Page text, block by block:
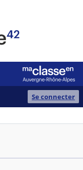
Se connecter